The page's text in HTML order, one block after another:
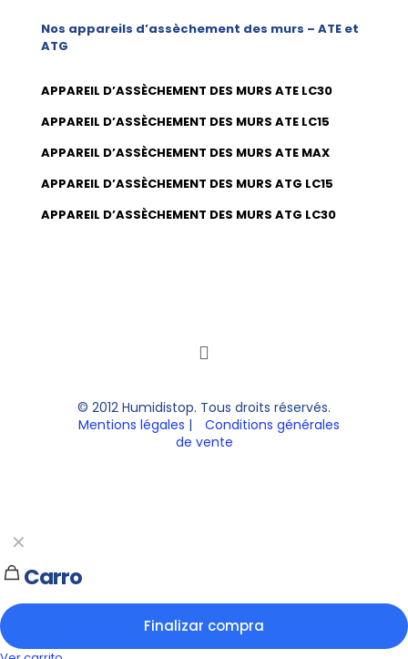
Nos appareils d’assèchement des murs – ATE et
ATG
APPAREIL D’ASSÈCHEMENT DES MURS ATE LC30
APPAREIL D’ASSÈCHEMENT DES MURS ATE LC15
APPAREIL D’ASSÈCHEMENT DES MURS ATE MAX
APPAREIL D’ASSÈCHEMENT DES MURS ATG LC15
APPAREIL D’ASSÈCHEMENT DES MURS ATG LC30
© 2012 Humidistop. Tous droits réservés.
Mentions légales |
Conditions générales
de vente
✕
Carro
Finalizar compra